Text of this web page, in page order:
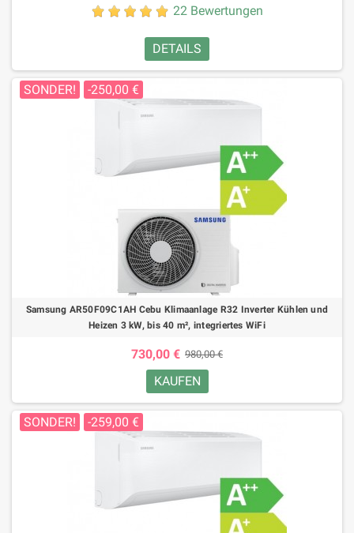
22 Bewertungen
DETAILS
SONDER! -250,00 €
Samsung AR50F09C1AH Cebu Klimaanlage R32 Inverter Kühlen und
Heizen 3 kW, bis 40 m², integriertes WiFi
730,00 € 980,00 €
KAUFEN
SONDER! -259,00 €